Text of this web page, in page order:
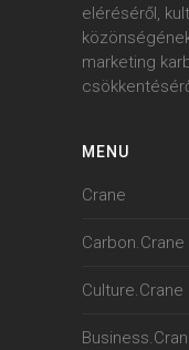
eléréséről,
marketing
MENU
Crane
Carbon.Crane
Culture.Crane